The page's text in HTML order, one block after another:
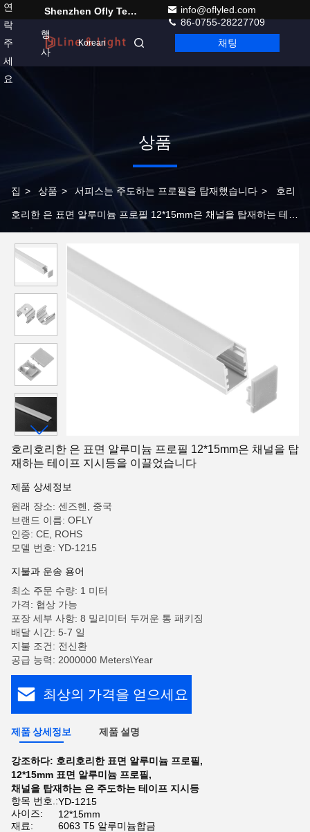
Shenzhen Ofly Technology Co.,Limited
info@oflyled.com
86-0755-28227709
연
락
주
세
요
행
사
Korean 채팅
상품
집 > 상품 > 서피스는 주도하는 프로필을 탑재했습니다 > 호리
호리한 은 표면 알루미늄 프로필 12*15mm은 채널을 탑재하는 테이
호리호리한 은 표면 알루미늄 프로필 12*15mm은 채널을 탑
재하는 테이프 지시등을 이끌었습니다
제품 상세정보
원래 장소: 센즈헨, 중국
브랜드 이름: OFLY
인증: CE, ROHS
모델 번호: YD-1215
지불과 운송 용어
최소 주문 수량: 1 미터
가격: 협상 가능
포장 세부 사항: 8 밀리미터 두꺼운 통 패키징
배달 시간: 5-7 일
지불 조건: 전신환
공급 능력: 2000000 Meters\Year
최상의 가격을 얻으세요
제품 상세정보 제품 설명
강조하다: 호리호리한 표면 알루미늄 프로필 ,
12*15mm 표면 알루미늄 프로필 ,
채널을 탑재하는 은 주도하는 테이프 지시등
항목 번호.:YD-1215
사이즈:
12*15mm
재료:
6063 T5 알루미늄합금